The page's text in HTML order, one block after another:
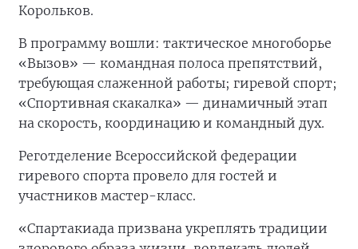
Корольков.
В программу вошли: тактическое многоборье
«Вызов» — командная полоса препятствий,
требующая слаженной работы; гиревой спорт;
«Спортивная скакалка» — динамичный этап
на скорость, координацию и командный дух.
Реготделение Всероссийской федерации
гиревого спорта провело для гостей и
участников мастер-класс.
«Спартакиада призвана укреплять традиции